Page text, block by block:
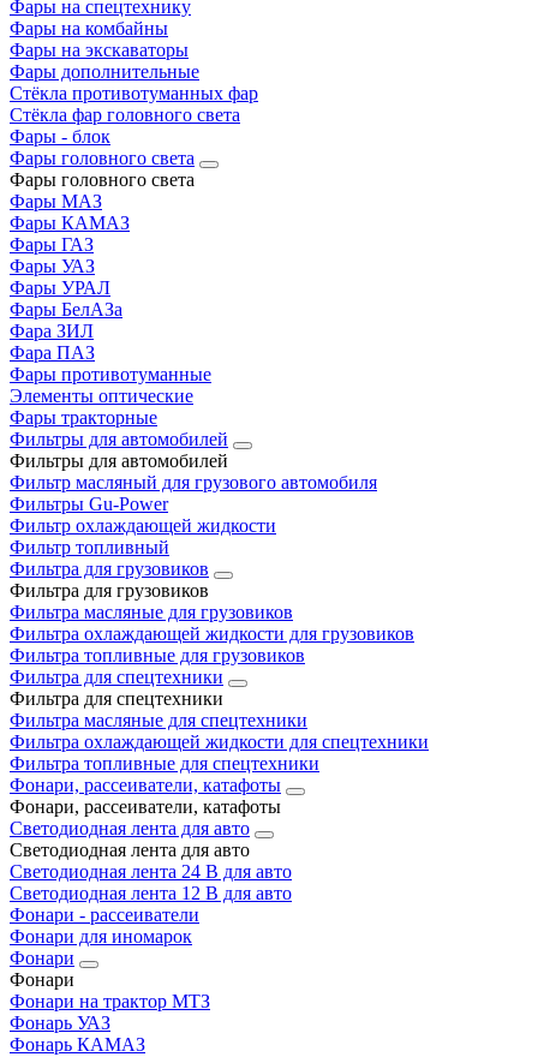
Фары на спецтехнику
Фары на комбайны
Фары на экскаваторы
Фары дополнительные
Стёкла противотуманных фар
Стёкла фар головного света
Фары - блок
Фары головного света
Фары головного света
Фары МАЗ
Фары КАМАЗ
Фары ГАЗ
Фары УАЗ
Фары УРАЛ
Фары БелАЗа
Фара ЗИЛ
Фара ПАЗ
Фары противотуманные
Элементы оптические
Фары тракторные
Фильтры для автомобилей
Фильтры для автомобилей
Фильтр масляный для грузового автомобиля
Фильтры Gu-Power
Фильтр охлаждающей жидкости
Фильтр топливный
Фильтра для грузовиков
Фильтра для грузовиков
Фильтра масляные для грузовиков
Фильтра охлаждающей жидкости для грузовиков
Фильтра топливные для грузовиков
Фильтра для спецтехники
Фильтра для спецтехники
Фильтра масляные для спецтехники
Фильтра охлаждающей жидкости для спецтехники
Фильтра топливные для спецтехники
Фонари, рассеиватели, катафоты
Фонари, рассеиватели, катафоты
Светодиодная лента для авто
Светодиодная лента для авто
Светодиодная лента 24 В для авто
Светодиодная лента 12 В для авто
Фонари - рассеиватели
Фонари для иномарок
Фонари
Фонари
Фонари на трактор МТЗ
Фонарь УАЗ
Фонарь КАМАЗ